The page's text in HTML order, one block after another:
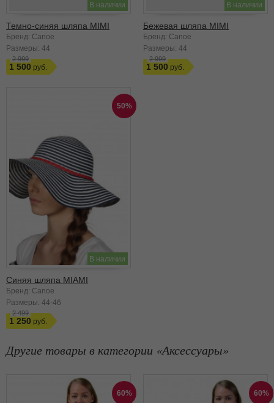
В наличии
Темно-синяя шляпа MIMI
Бренд: Canoe
Размеры: 44
2 999
1 500
В наличии
Бежевая шляпа MIMI
Бренд: Canoe
Размеры: 44
2 999
1 500
50%
В наличии
Синяя шляпа MIAMI
Бренд: Canoe
Размеры: 44-46
2 499
1 250
Другие товары в категории Аксессуары
60% 60%